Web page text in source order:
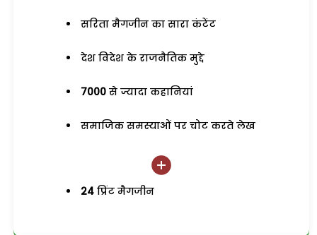
सरिता मैगजीन का सारा कंटेंट
देश विदेश के राजनैतिक मुद्दे
7000 से ज्यादा कहानियां
समाजिक समस्याओं पर चोट करते लेख
24 प्रिंट मैगजीन